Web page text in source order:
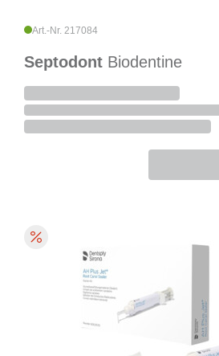
Art.-Nr. 217084
Septodont Biodentine